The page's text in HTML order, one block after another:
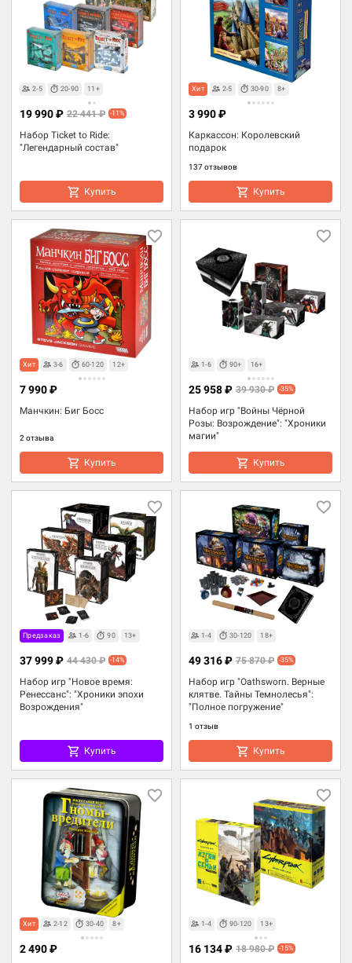
2-5 20-90 11+
Набор Ticket to Ride:
"Легендарный состав"
19 990 ₽ 22 441 ₽ -11%
Купить
Хит 2-5 30-90 8+
Каркассон: Королевский
подарок
137 отзывов
3 990 ₽
Купить
Хит 3-6 60-120 12+
Манчкин: Биг Босс
2 отзыва
7 990 ₽
Купить
1-6 90+ 16+
Набор игр "Войны Чёрной
Розы: Возрождение": "Хроники
магии"
25 958 ₽ 39 930 ₽ -35%
Купить
Предзаказ 1-6 90 13+
Набор игр "Новое время:
Ренессанс": "Хроники эпохи
Возрождения"
37 999 ₽ 44 430 ₽ -14%
Купить
1-4 30-120 18+
Набор игр "Oathsworn. Верные
клятве. Тайны Темнолесья":
"Полное погружение"
1 отзыв
49 316 ₽ 75 870 ₽ -35%
Купить
Хит 2-12 30-40 8+
2 490 ₽
1-4 90-120 13+
16 134 ₽ 18 980 ₽ -15%